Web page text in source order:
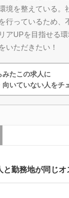
境を整えている。
行っているため、
アUPを目指せる
いただきたい！
たこの求人に
向いていない人をチ
と勤務地が同じオ